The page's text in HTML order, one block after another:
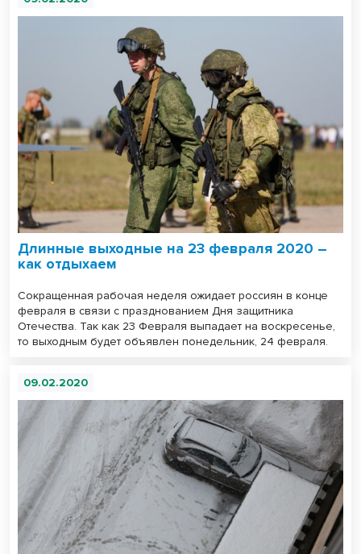
Длинные выходные на 23 февраля 2020 –
как отдыхаем
Сокращенная рабочая неделя ожидает россиян в конце
февраля в связи с празднованием Дня защитника
Отечества. Так как 23 Февраля выпадает на воскресенье,
то выходным будет объявлен понедельник, 24 февраля.
09.02.2020